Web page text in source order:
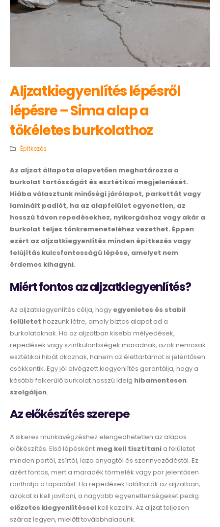
Aljzatkiegyenlítés lépésről
lépésre – Sima alap a
tökéletes burkolathoz
Építkezés
Az aljzat állapota alapvetően meghatározza a
burkolat tartósságát és esztétikai megjelenését.
Hiába választunk minőségi járólapot, parkettát vagy
laminált padlót, ha az alapfelület egyenetlen, az
hosszú távon repedésekhez, nyikorgáshoz vagy akár a
burkolat teljes tönkremeneteléhez vezethet. Éppen
ezért az aljzatkiegyenlítés minden építkezés vagy
felújítás kulcsfontosságú lépése, amelyet nem
érdemes kihagyni.
Miért fontos az aljzatkiegyenlítés?
Az aljzatkiegyenlítés célja, hogy egyenletes és stabil
felületet hozzunk létre, amely biztos alapot ad a
burkolatoknak. Ha az aljzatban kisebb mélyedések,
repedések vagy szintkülönbségek maradnak, azok nemcsak
esztétikai hibát okoznak, hanem az élettartamot is jelentősen
csökkentik. Egy jól elvégzett kiegyenlítés garantálja, hogy a
később felkerülő burkolat hosszú ideig hibamentesen
szolgáljon.
Az előkészítés szerepe
A sikeres munkavégzéshez elengedhetetlen az alapos
előkészítés. Első lépésként meg kell tisztítani a felületet
minden portól, zsírtól, laza anyagtól és szennyeződéstől. Ez
azért fontos, mert a maradék törmelék vagy por jelentősen
ronthatja a tapadást. Ha repedések találhatók az aljzatban,
azokat ki kell javítani, a nagyobb egyenetlenségeket pedig
előzetes kiegyenlítésselkell kezelni. Az aljzat teljesen
száraz legyen, mielőtt továbbhaladunk.